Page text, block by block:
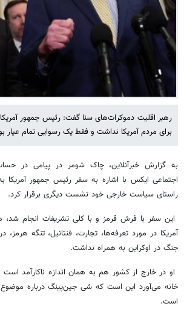
رهبر اقلیت دموکرات‌های سنا گفت: رئیس جمهور
برای مردم آمریکا نداشت و فقط یک رسوایی تمام عیار
به گزارش خبرآنلاین، چاک شومر در پیامی در
اجتماعی ایکس با اشاره به سفر رئیس جمهور
راستای سیاست خارجی خود نشست دیگری برقرار کرد.
این سفر با فرش قرمز و با کلی تشریفات انجام شد،
آمریکا در مورد تعرفه‌ها، تجارت، فنتانیل، تنگه هرمز،
جنگ در اوکراین به همراه نداشت.
او در خارج از کشور هم به همان اندازه ناکارآمد
خانه می‌آورد این است که شی جین‌پینگ درباره موضوع
است.